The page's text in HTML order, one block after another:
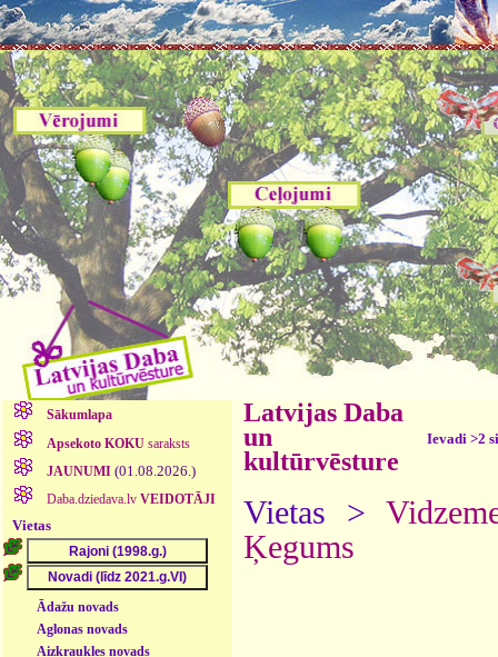
Sākumlapa
Apsekoto KOKUsaraksts
JAUNUMI (01.08.2026.)
Daba.dziedava.lv VEIDOTĀJI
Vietas
Ādažu novads
Aglonas novads
Aizkraukles novads
Latvijas Daba
un
kultūrvēsture
Ievadi >2
Vietas >
Ķegums